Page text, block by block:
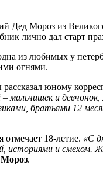
Дед Мороз из
лично дал старт
из любимых у
огнями.
юному
мальчишек и
братьями 12
18-летие. «С
и смехом.
Мороз.